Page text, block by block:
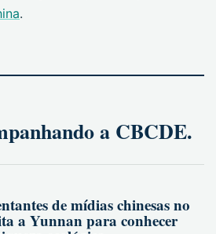
.
a CBCDE.
de mídias chinesas no
a Yunnan para conhecer